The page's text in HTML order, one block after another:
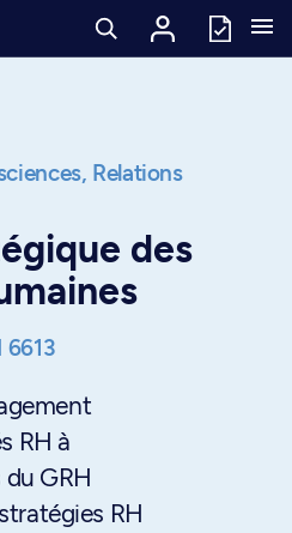
Relations
des
6613
RH à
GRH
RH